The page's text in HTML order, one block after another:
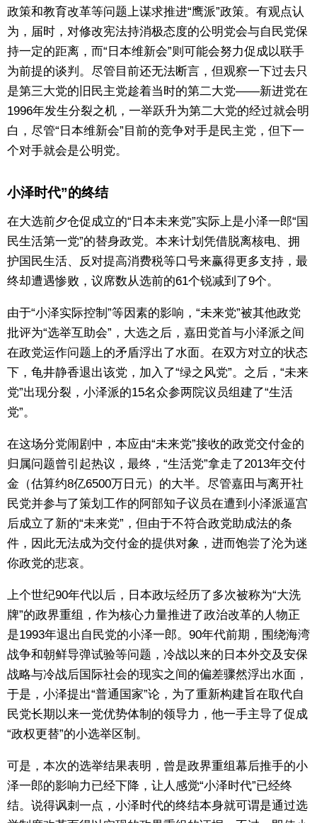
政策和教育改革等问题上谋求推进“鹰派”政策。有观点认
为，届时，对修改宪法持消极态度的公明党会与自民党保
持一定的距离，而“日本维新会”则可能会努力促成以联手
为前提的谈判。尽管目前还无法断言，但观察一下过去只
是第三大党的旧民主党趁着当时的第二大党——新进党在
1996年发生分裂之机，一举跃升为第二大党的经过就会明
白，尽管“日本维新会”目前的竞争对手是民主党，但下一
个对手就会是公明党。
小泽时代”的终结
在大选前夕仓促成立的“日本未来党”实际上是小泽一郎“国
民生活第一党”的替身政党。本来计划凭借脱离核电、拥
护国民生活、反对提高消费税等口号来赢得更多支持，最
终却遭遇惨败，议席数从选前的61个锐减到了9个。
由于“小泽实际控制”等因素的影响，“未来党”被其他政党
批评为“选举互助会”，大选之后，嘉田党首与小泽派之间
在政党运作问题上的矛盾浮出了水面。在双方对立的状态
下，龟井静香退出该党，加入了“绿之风党”。之后，“未来
党”出现分裂，小泽派的15名众参两院议员组建了“生活
党”。
在这场分党闹剧中，本应由“未来党”接收的政党交付金的
归属问题曾引起热议，最终，“生活党”拿走了2013年交付
金（估算约8亿6500万日元）的大半。尽管嘉田与离开社
民党并参与了策划工作的阿部知子议员在遭到小泽派逼宫
后成立了新的“未来党”，但由于不符合政党助成法的条
件，因此无法成为交付金的提供对象，进而饱尝了沦为迷
你政党的悲哀。
上个世纪90年代以后，日本政坛经历了多次被称为“大洗
牌”的政界重组，作为核心力量推进了政治改革的人物正
是1993年退出自民党的小泽一郎。90年代前期，围绕海湾
战争和朝鲜导弹试验等问题，冷战以来的日本外交及安保
战略与冷战后国际社会的现实之间的偏差骤然浮出水面，
于是，小泽提出“普通国家”论，为了重新构建旨在取代自
民党长期以来一党优势体制的领导力，他一手主导了促成
“政权更替”的小选举区制。
可是，本次的选举结果表明，曾是政界重组幕后推手的小
泽一郎的影响力已经下降，让人感觉“小泽时代”已经终
结。说得讽刺一点，小泽时代的终结本身就可谓是通过选